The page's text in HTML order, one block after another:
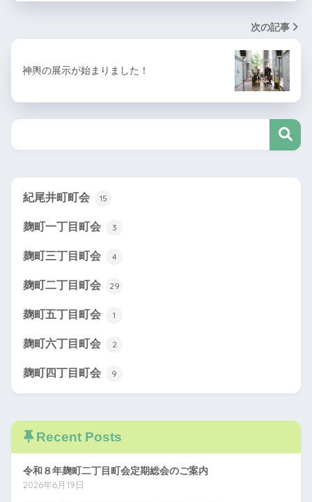
次の記事
神輿の展示が始まりました！
紀尾井町町会 15
麹町一丁目町会 3
麹町三丁目町会 4
麹町二丁目町会 29
麹町五丁目町会 1
麹町六丁目町会 2
麹町四丁目町会 9
Recent Posts
令和８年麹町二丁目町会定期総会のご案内
2026年6月19日